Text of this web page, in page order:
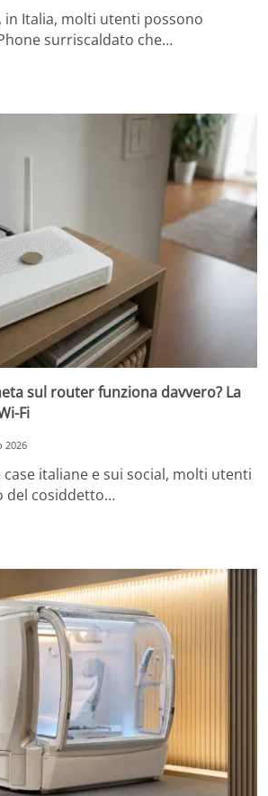
in Italia, molti utenti possono
surriscaldato che…
sul router funziona davvero? La
Fi
2026
case italiane e sui social, molti utenti
del cosiddetto…